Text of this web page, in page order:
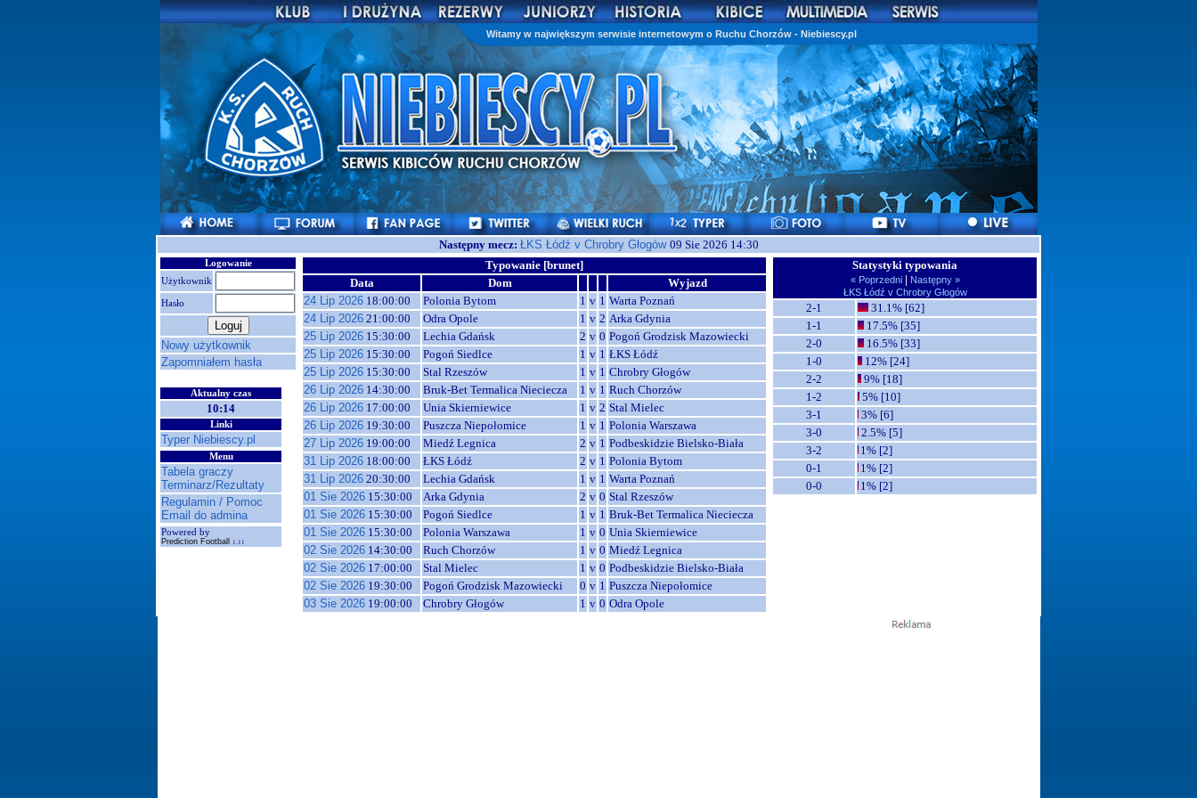
Witamy w największym serwisie internetowym o Ruchu Chorzów - Niebiescy.pl
Następny mecz: ŁKS Łódź v Chrobry Głogów 09 Sie 2026 14:30
Logowanie
Użytkownik
Hasło
Nowy użytkownik
Zapomniałem hasła
Aktualny czas
10:14
Linki
Typer Niebiescy.pl
Menu
Tabela graczy
Terminarz/Rezultaty
Regulamin / Pomoc
Email do admina
Powered by
Prediction Football 1.11
Typowanie [brunet]
Data
Dom
Wyjazd
24 Lip 2026 18:00:00 Polonia Bytom 1 v 1 Warta Poznań
24 Lip 2026 21:00:00 Odra Opole 1 v 2 Arka Gdynia
25 Lip 2026 15:30:00 Lechia Gdańsk 2 v 0 Pogoń Grodzisk Mazowiecki
25 Lip 2026 15:30:00 Pogoń Siedlce 1 v 1 ŁKS Łódź
25 Lip 2026 15:30:00 Stal Rzeszów 1 v 1 Chrobry Głogów
26 Lip 2026 14:30:00 Bruk-Bet Termalica Nieciecza 1 v 1 Ruch Chorzów
26 Lip 2026 17:00:00 Unia Skierniewice 1 v 2 Stal Mielec
26 Lip 2026 19:30:00 Puszcza Niepołomice 1 v 1 Polonia Warszawa
27 Lip 2026 19:00:00 Miedź Legnica 2 v 1 Podbeskidzie Bielsko-Biała
31 Lip 2026 18:00:00 ŁKS Łódź 2 v 1 Polonia Bytom
31 Lip 2026 20:30:00 Lechia Gdańsk 1 v 1 Warta Poznań
01 Sie 2026 15:30:00 Arka Gdynia 2 v 0 Stal Rzeszów
01 Sie 2026 15:30:00 Pogoń Siedlce 1 v 1 Bruk-Bet Termalica Nieciecza
01 Sie 2026 15:30:00 Polonia Warszawa 1 v 0 Unia Skierniewice
02 Sie 2026 14:30:00 Ruch Chorzów 1 v 0 Miedź Legnica
02 Sie 2026 17:00:00 Stal Mielec 1 v 0 Podbeskidzie Bielsko-Biała
02 Sie 2026 19:30:00 Pogoń Grodzisk Mazowiecki 0 v 1 Puszcza Niepołomice
03 Sie 2026 19:00:00 Chrobry Głogów 1 v 0 Odra Opole
Statystyki typowania
« Poprzedni | Następny »
ŁKS Łódź v Chrobry Głogów
2-1
31.1% [62]
1-1
17.5% [35]
2-0
16.5% [33]
1-0
12% [24]
2-2
9% [18]
1-2
5% [10]
3-1
3% [6]
3-0
2.5% [5]
3-2
1% [2]
0-1
1% [2]
0-0
1% [2]